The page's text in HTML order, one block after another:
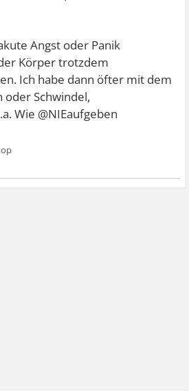
Angst oder Panik
Körper trotzdem
Ich habe dann öfter mit dem
oder Schwindel,
Wie @NIEaufgeben